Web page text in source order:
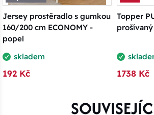
Jersey prostěradlo s gumkou
160/200 cm ECONOMY -
popel
skladem
192 Kč
Topper
prošívaný
1738 Kč